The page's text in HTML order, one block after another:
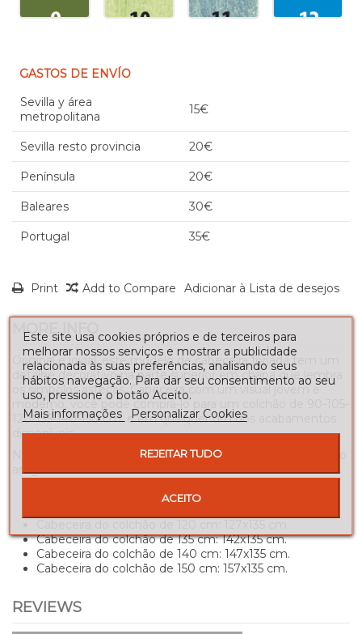
GASTOS DE ENVÍO
Sevilla y área
metropolitana
15€
Sevilla resto provincia 20€
Península 20€
Baleares 30€
Portugal 35€
Print Add to Compare Adicionar à Lista de desejos
MORE INFO
Original e jovial, este modelo de cabeceira forjada tem um
detalhe decorativo na parte superior em chapa que lembra
os símbolos astecas. Cabeceira com um visual jovem e
moderno, você pode comprá-lo para um colchão de 90-105-
120-135-140-150 cm. e em qualquer um dos acabamentos
disponíveis.
Na tabela a seguir, você pode verificar as medidas totais do
artigo:
Cabeceira do colchão de 90 cm: 97x135 cm.
Cabeceira do colchão de 135 cm: 142x135 cm.
Cabeceira do colchão de 140 cm: 147x135 cm.
Cabeceira do colchão de 150 cm: 157x135 cm.
REVIEWS
Este site usa cookies próprios e de terceiros para
melhorar nossos serviços e mostrar a publicidade
relacionada às suas preferências, analisando seus
hábitos navegação. Para dar seu consentimento ao seu
uso, pressione o botão Aceito.
Mais informações
Personalizar Cookies
REJEITAR TUDO
ACEITO